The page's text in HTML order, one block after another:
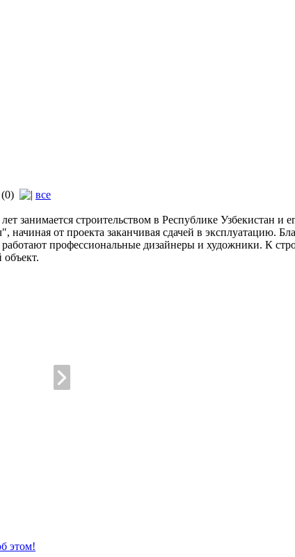
(0)
все
строительством в Республике Узбекистан и
от проекта заканчивая сдачей в эксплуатацию.
профессиональные дизайнеры и художники. К
этом!